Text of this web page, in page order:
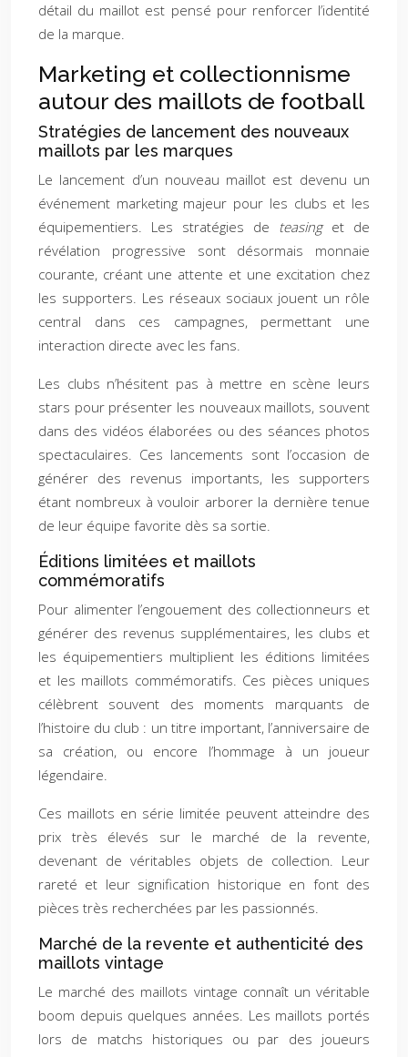
détail du maillot est pensé pour renforcer l’identité
de la marque.
Marketing et collectionnisme
autour des maillots de football
Stratégies de lancement des nouveaux
maillots par les marques
Le lancement d’un nouveau maillot est devenu un
événement marketing majeur pour les clubs et les
équipementiers. Les stratégies de teasing et de
révélation progressive sont désormais monnaie
courante, créant une attente et une excitation chez
les supporters. Les réseaux sociaux jouent un rôle
central dans ces campagnes, permettant une
interaction directe avec les fans.
Les clubs n’hésitent pas à mettre en scène leurs
stars pour présenter les nouveaux maillots, souvent
dans des vidéos élaborées ou des séances photos
spectaculaires. Ces lancements sont l’occasion de
générer des revenus importants, les supporters
étant nombreux à vouloir arborer la dernière tenue
de leur équipe favorite dès sa sortie.
Éditions limitées et maillots
commémoratifs
Pour alimenter l’engouement des collectionneurs et
générer des revenus supplémentaires, les clubs et
les équipementiers multiplient les éditions limitées
et les maillots commémoratifs. Ces pièces uniques
célèbrent souvent des moments marquants de
l’histoire du club : un titre important, l’anniversaire de
sa création, ou encore l’hommage à un joueur
légendaire.
Ces maillots en série limitée peuvent atteindre des
prix très élevés sur le marché de la revente,
devenant de véritables objets de collection. Leur
rareté et leur signification historique en font des
pièces très recherchées par les passionnés.
Marché de la revente et authenticité des
maillots vintage
Le marché des maillots vintage connaît un véritable
boom depuis quelques années. Les maillots portés
lors de matchs historiques ou par des joueurs